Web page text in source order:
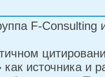
F-
как источника и